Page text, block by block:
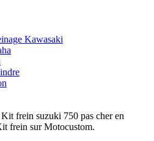
Kawasaki
frein suzuki 750 pas cher en
frein sur Motocustom.